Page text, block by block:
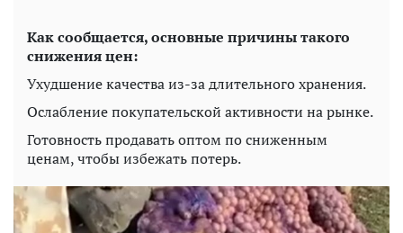
Как сообщается, основные причины такого
снижения цен:
Ухудшение качества из-за длительного хранения.
Ослабление покупательской активности на рынке.
Готовность продавать оптом по сниженным
ценам, чтобы избежать потерь.